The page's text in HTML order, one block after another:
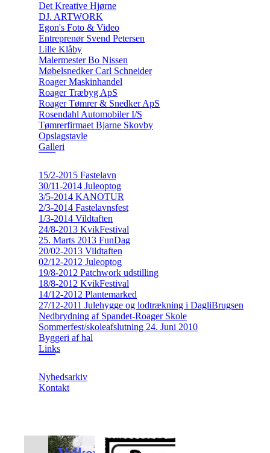
Det Kreative Hjørne
DJ. ARTWORK
Egon's Foto & Video
Entreprenør Svend Petersen
Lille Klåby
Malermester Bo Nissen
Møbelsnedker Carl Schneider
Roager Maskinhandel
Roager Træbyg ApS
Roager Tømrer & Snedker ApS
Rosendahl Automobiler I/S
Tømrerfirmaet Bjarne Skovby
Opslagstavle
Galleri
15/2-2015 Fastelavn
30/11-2014 Juleoptog
3/5-2014 KANOTUR
2/3-2014 Fastelavnsfest
1/3-2014 Vildtaften
24/8-2013 KvikFestival
25. Marts 2013 FunDag
20/02-2013 Vildtaften
02/12-2012 Juleoptog
19/8-2012 Patchwork udstilling
18/8-2012 KvikFestival
14/12-2012 Plantemarked
27/12-2011 Julehygge og lodtrækning i DagliBrugsen
Nedbrydning af Spandet-Roager Skole
Sommerfest/skoleafslutning 24. Juni 2010
Byggeri af hal
Links
Nyhedsarkiv
Kontakt